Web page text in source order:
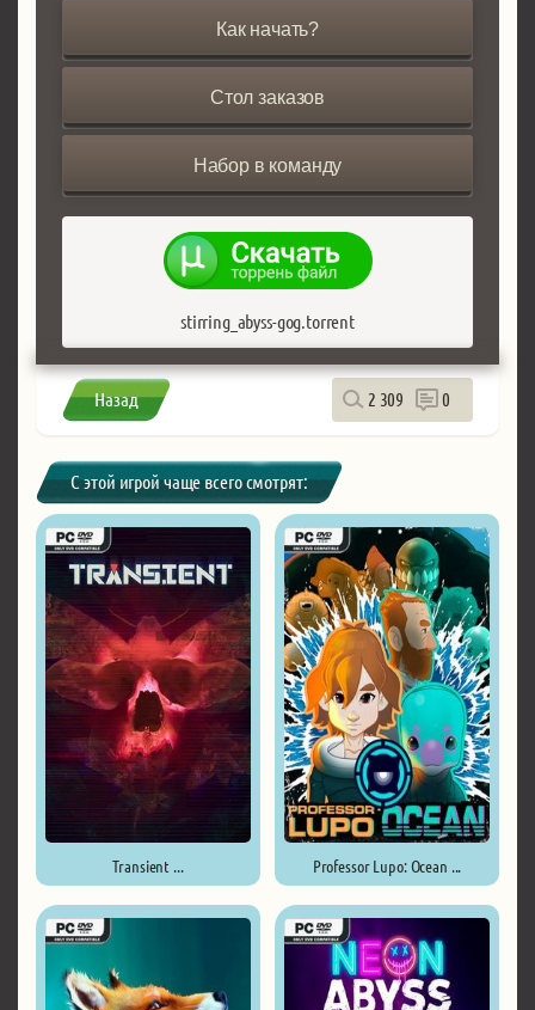
Как начать?
Стол заказов
Набор в команду
stirring_abyss-gog.torrent
Назад 2 309 0
С этой игрой чаще всего смотрят:
Transient ... Professor Lupo: Ocean ...